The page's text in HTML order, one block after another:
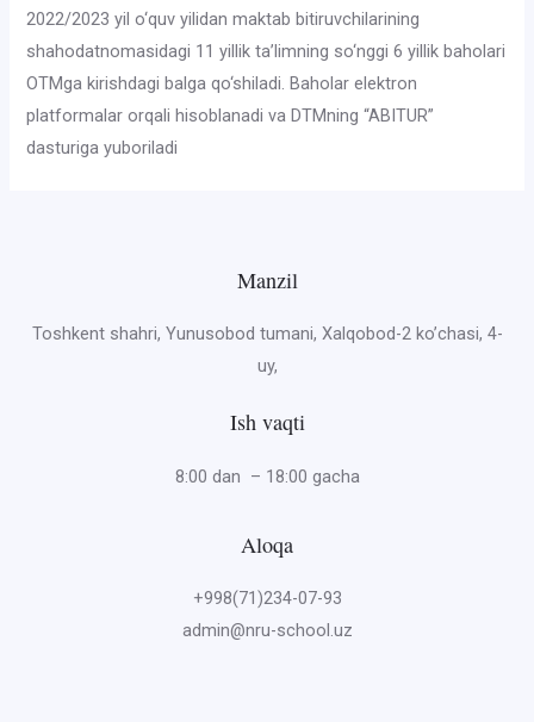
2022/2023 yil o‘quv yilidan maktab bitiruvchilarining
shahodatnomasidagi 11 yillik ta’limning so‘nggi 6 yillik baholari
OTMga kirishdagi balga qo‘shiladi. Baholar elektron
platformalar orqali hisoblanadi va DTMning “ABITUR”
dasturiga yuboriladi
Manzil
Toshkent shahri, Yunusobod tumani, Xalqobod-2 ko’chasi, 4-
uy,
Ish vaqti
8:00 dan – 18:00 gacha
Aloqa
+998(71)234-07-93
admin@nru-school.uz